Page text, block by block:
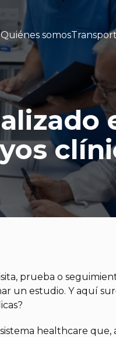
Quiénes somos
prueba o
un estudio. Y aquí
healthcare que,